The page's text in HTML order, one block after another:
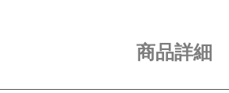
商品詳細